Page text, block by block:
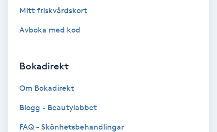
Pigmentbehandling
Plastikkirurgi
Powder brows
Mitt friskvårdskort
Avboka med kod
Bokadirekt
Om Bokadirekt
Blogg - Beautylabbet
FAQ - Skönhetsbehandlingar